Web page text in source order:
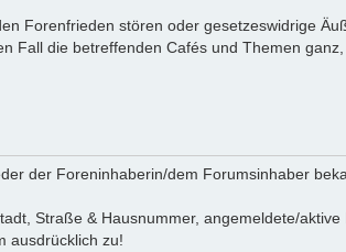
Forenfrieden stören oder gesetzeswidrige
Fall die betreffenden Cafés und Themen
der Foreninhaberin/dem Forumsinhaber
Straße & Hausnummer, angemeldete/
ausdrücklich zu!